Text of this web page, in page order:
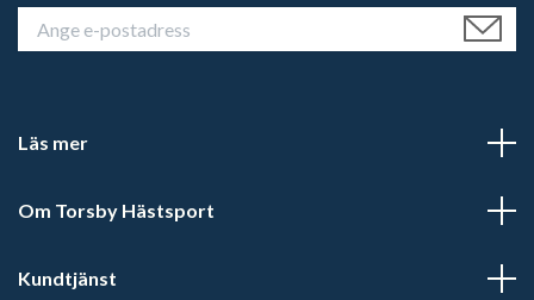
Läs mer
Om Torsby Hästsport
Kundtjänst